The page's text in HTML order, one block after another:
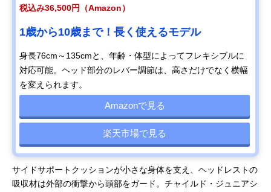
税込み36,500円（Amazon）
1歳から10歳まで！長く使えるモデル
身長76cm～135cmと、年齢・体型によってフレキシブルに
対応可能。ヘッド部分のレバー調節は、高さだけでなく横幅
を変えられます。
Amazonで見る
楽天市場で見る
サイドサポートクッションが小さな身体を支え、ヘッドレストの
吸収材は外部の衝撃から頭部をガード。チャイルド・ジュニアシ